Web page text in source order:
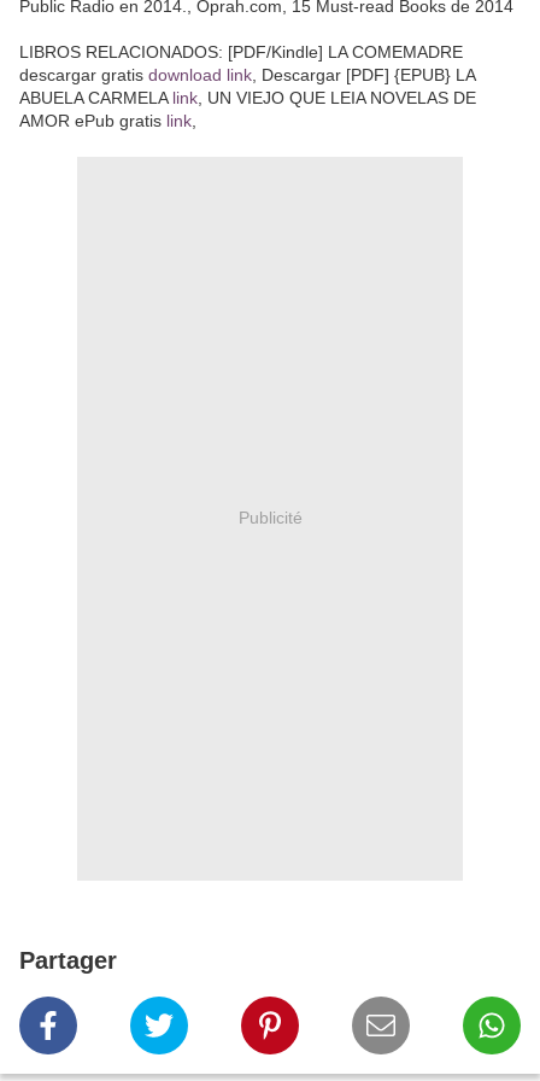
Public Radio en 2014., Oprah.com, 15 Must-read Books de 2014
LIBROS RELACIONADOS: [PDF/Kindle] LA COMEMADRE
descargar gratis download link , Descargar [PDF] {EPUB} LA
ABUELA CARMELA link , UN VIEJO QUE LEIA NOVELAS DE
AMOR ePub gratis link
Publicité
Partager